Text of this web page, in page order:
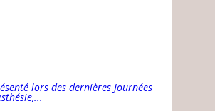
lors des dernières Journées